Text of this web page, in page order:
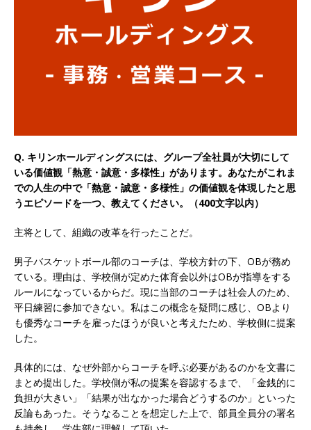
体育会積極採用企業
[ 2026年5月15日 ]
【 28卒 ｜ 早期選考直結型の
インターン!! 】 M&A仲介業 ｜ 入社2年目の参考
年収1,631万円 ｜ 設立以降連続売上増 ｜ 土日祝
体育会積極採用企業
[ 2026年5月15日 ] 【 28卒 ｜ インターンシップ
参加者は書類選考・一次面接免除 】 M&A総研の
グループ企業 ｜ 日本トップレベルの企業へ幅広
いコンサルを行う ｜ スタートアップの成長性×
500万スタート ｜ 土日祝休み ｜ 東京勤務 ｜ ク
オンツ・コンサルティング
体育会積極採用企
業
プと電通グループの傘下 ｜ 初任給40万 ｜ 人よ
り速く、高い成長を求める人には超魅力的な挑戦
環境!! ｜ 日本で初めてインターネット広告事業を
Q. キリンホールディングスには、グループ全社員が大切にして
いる価値観「熱意・誠意・多様性」があります。あなたがこれま
での人生の中で「熱意・誠意・多様性」の価値観を体現したと思
うエピソードを一つ、教えてください。（400文字以内）
主将として、組織の改革を行ったことだ。
男子バスケットボール部のコーチは、学校方針の下、OBが務め
ている。理由は、学校側が定めた体育会以外はOBが指導をする
ルールになっているからだ。現に当部のコーチは社会人のため、
平日練習に参加できない。私はこの概念を疑問に感じ、OBより
も優秀なコーチを雇ったほうが良いと考えたため、学校側に提案
した。
具体的には、なぜ外部からコーチを呼ぶ必要があるのかを文書に
まとめ提出した。学校側が私の提案を容認するまで、「金銭的に
負担が大きい」「結果が出なかった場合どうするのか」といった
反論もあった。そうなることを想定した上で、部員全員分の署名